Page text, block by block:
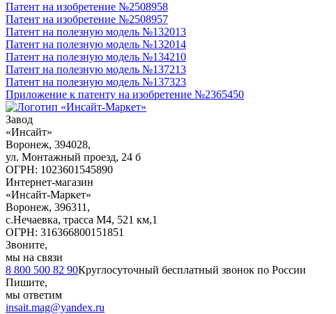
Патент на изобретение №2508958
Патент на изобретение №2508957
Патент на полезную модель №132013
Патент на полезную модель №132014
Патент на полезную модель №134210
Патент на полезную модель №137213
Патент на полезную модель №137323
Приложение к патенту на изобретение №2365450
Завод
«Инсайт»
Воронеж, 394028,
ул. Монтажный проезд, 24 б
ОГРН: 1023601545890
Интернет-магазин
«Инсайт-Маркет»
Воронеж, 396311 ,
с.Нечаевка, трасса М4, 521 км,1
ОГРН: 316366800151851
Звоните,
мы на связи
8 800 500 82 90Круглосуточный бесплатный звонок по России
Пишите,
мы ответим
insait.mag@yandex.ru